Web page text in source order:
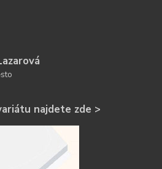
najdete zde >